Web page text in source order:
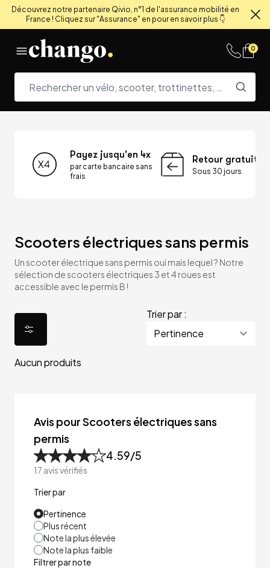
Découvrez notre partenaire Qivio, n°1 de l'assurance mobilité en
France ! Cliquez sur "Assurance" en pour en savoir plus 👇
0
Payez jusqu'en 4x
par carte bancaire sans
frais
Retour gratuit
Sous 30 jours
Scooters électriques sans permis
Un scooter électrique sans permis oui mais lequel ? Notre
sélection de scooters électriques 3 et 4 roues est
accessible avec le permis B !
Trier par :
Aucun produits
Avis pour Scooters électriques sans
permis
4.59/5
17 avis vérifiés
Trier par
Pertinence
Plus récent
Note la plus élevée
Note la plus faible
Filtrer par note